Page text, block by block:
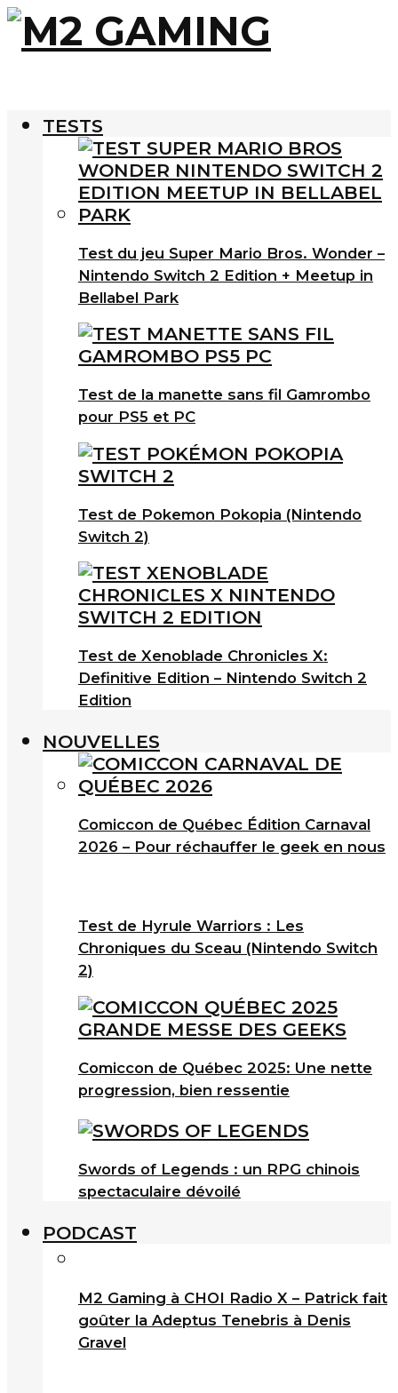
TESTS
Test du jeu Super Mario Bros. Wonder –
Nintendo Switch 2 Edition + Meetup in
Bellabel Park
Test de la manette sans fil Gamrombo
pour PS5 et PC
Test de Pokemon Pokopia (Nintendo
Switch 2)
Test de Xenoblade Chronicles X:
Definitive Edition – Nintendo Switch 2
Edition
NOUVELLES
Comiccon de Québec Édition Carnaval
2026 – Pour réchauffer le geek en nous
Test de Hyrule Warriors : Les
Chroniques du Sceau (Nintendo Switch
2)
Comiccon de Québec 2025: Une nette
progression, bien ressentie
Swords of Legends : un RPG chinois
spectaculaire dévoilé
PODCAST
M2 Gaming à CHOI Radio X – Patrick fait
goûter la Adeptus Tenebris à Denis
Gravel